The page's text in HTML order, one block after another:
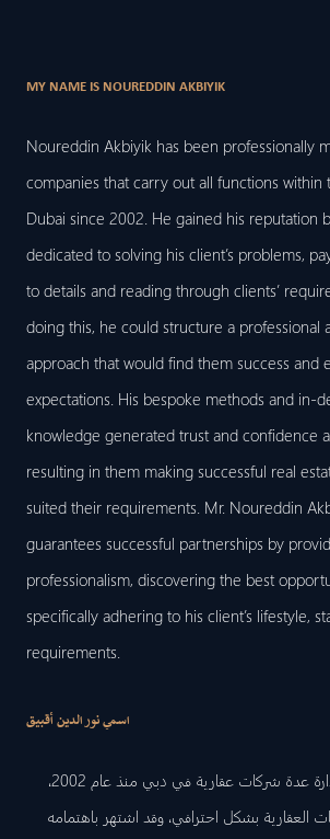
MY NAME IS NOUREDDIN AKBIYIK
Noureddin Akbiyik has been professionally
companies that carry out all functions within
Dubai since 2002. He gained his reputation
dedicated to solving his client’s problems,
to details and reading through clients’
doing this, he could structure a professional
approach that would find them success and
expectations. His bespoke methods and in-
knowledge generated trust and confidence
resulting in them making successful real
suited their requirements. Mr. Noureddin
guarantees successful partnerships by
professionalism, discovering the best
specifically adhering to his client’s lifestyle,
requirements.
اسمي نور الدين أقبيق
يعمل نور الدين على إدارة عدة شركات عقارية في دبي منذ عام 2002،
العقارية بشكل احترافي، وقد اشتهر باهتمامه